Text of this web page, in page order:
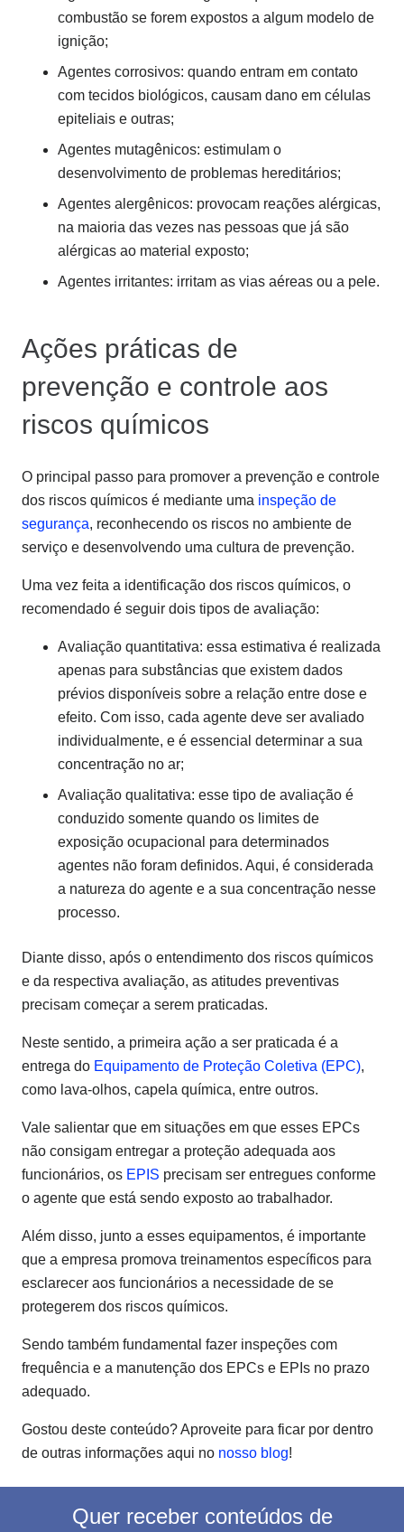
combustão se forem expostos a algum modelo de
ignição;
Agentes corrosivos: quando entram em contato
com tecidos biológicos, causam dano em células
epiteliais e outras;
Agentes mutagênicos: estimulam o
desenvolvimento de problemas hereditários;
Agentes alergênicos: provocam reações alérgicas,
na maioria das vezes nas pessoas que já são
alérgicas ao material exposto;
Agentes irritantes: irritam as vias aéreas ou a pele.
Ações práticas de
prevenção e controle aos
riscos químicos
O principal passo para promover a prevenção e controle
dos riscos químicos é mediante uma inspeção de
segurança, reconhecendo os riscos no ambiente de
serviço e desenvolvendo uma cultura de prevenção.
Uma vez feita a identificação dos riscos químicos, o
recomendado é seguir dois tipos de avaliação:
Avaliação quantitativa: essa estimativa é realizada
apenas para substâncias que existem dados
prévios disponíveis sobre a relação entre dose e
efeito. Com isso, cada agente deve ser avaliado
individualmente, e é essencial determinar a sua
concentração no ar;
Avaliação qualitativa: esse tipo de avaliação é
conduzido somente quando os limites de
exposição ocupacional para determinados
agentes não foram definidos. Aqui, é considerada
a natureza do agente e a sua concentração nesse
processo.
Diante disso, após o entendimento dos riscos químicos
e da respectiva avaliação, as atitudes preventivas
precisam começar a serem praticadas.
Neste sentido, a primeira ação a ser praticada é a
entrega do Equipamento de Proteção Coletiva (EPC),
como lava-olhos, capela química, entre outros.
Vale salientar que em situações em que esses EPCs
não consigam entregar a proteção adequada aos
funcionários, os EPIS precisam ser entregues conforme
o agente que está sendo exposto ao trabalhador.
Além disso, junto a esses equipamentos, é importante
que a empresa promova treinamentos específicos para
esclarecer aos funcionários a necessidade de se
protegerem dos riscos químicos.
Sendo também fundamental fazer inspeções com
frequência e a manutenção dos EPCs e EPIs no prazo
adequado.
Gostou deste conteúdo? Aproveite para ficar por dentro
de outras informações aqui no nosso blog!
Quer receber conteúdos de